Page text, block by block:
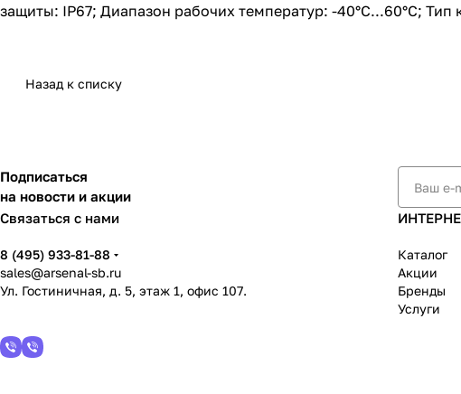
защиты: IP67; Диапазон рабочих температур: -40°С...60°С; Тип
Назад к списку
Подписаться
на новости и акции
Связаться с нами
8 (495) 933-81-88
sales@arsenal-sb.ru
Ул. Гостиничная, д. 5, этаж 1, офис 107.
Каталог
Акции
Бренды
Услуги